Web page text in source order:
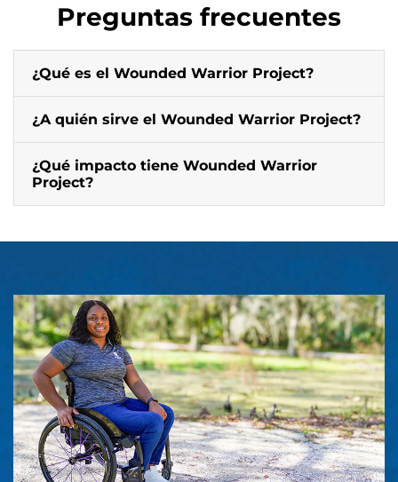
Preguntas frecuentes
¿Qué es el Wounded Warrior Project?
¿A quién sirve el Wounded Warrior Project?
¿Qué impacto tiene Wounded Warrior
Project?